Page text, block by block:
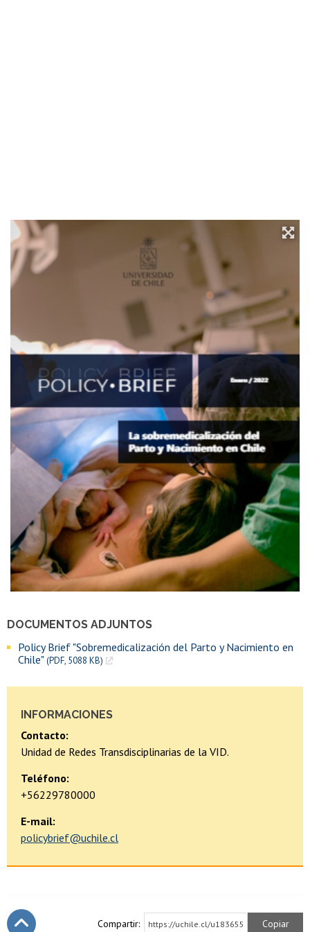
DOCUMENTOS ADJUNTOS
Policy Brief "Sobremedicalización del Parto y Nacimiento en
Chile"(PDF, 5088 KB)
INFORMACIONES
Contacto:
Unidad de Redes Transdisciplinarias de la VID.
Teléfono:
+56229780000
E-mail:
policybrief@uchile.cl
Compartir: https://uchile.cl/u183655 Copiar